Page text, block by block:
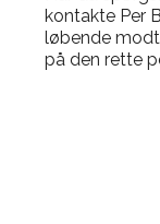
kontakte Per
løbende
på den rette